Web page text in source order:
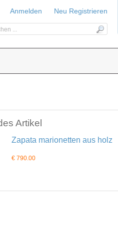
Artikel
Zapata marionetten aus holz
€ 790.00
Anmelden Neu Registrieren